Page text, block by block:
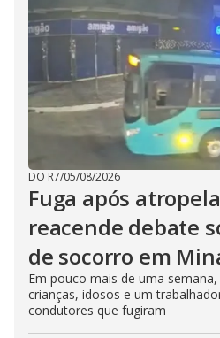
DO R7/05/08/2026
Fuga após
reacende debate
de socorro em
Em pouco mais de uma
crianças, idosos e um
condutores que fugiram